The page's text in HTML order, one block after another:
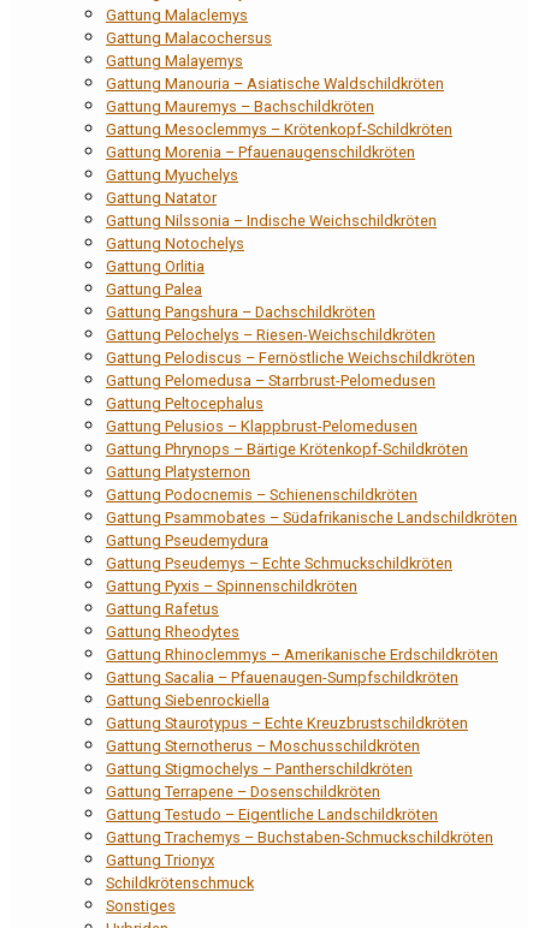
Gattung Malaclemys
Gattung Malacochersus
Gattung Malayemys
Gattung Manouria – Asiatische Waldschildkröten
Gattung Mauremys – Bachschildkröten
Gattung Mesoclemmys – Krötenkopf-Schildkröten
Gattung Morenia – Pfauenaugenschildkröten
Gattung Myuchelys
Gattung Natator
Gattung Nilssonia – Indische Weichschildkröten
Gattung Notochelys
Gattung Orlitia
Gattung Palea
Gattung Pangshura – Dachschildkröten
Gattung Pelochelys – Riesen-Weichschildkröten
Gattung Pelodiscus – Fernöstliche Weichschildkröten
Gattung Pelomedusa – Starrbrust-Pelomedusen
Gattung Peltocephalus
Gattung Pelusios – Klappbrust-Pelomedusen
Gattung Phrynops – Bärtige Krötenkopf-Schildkröten
Gattung Platysternon
Gattung Podocnemis – Schienenschildkröten
Gattung Psammobates – Südafrikanische Landschildkröten
Gattung Pseudemydura
Gattung Pseudemys – Echte Schmuckschildkröten
Gattung Pyxis – Spinnenschildkröten
Gattung Rafetus
Gattung Rheodytes
Gattung Rhinoclemmys – Amerikanische Erdschildkröten
Gattung Sacalia – Pfauenaugen-Sumpfschildkröten
Gattung Siebenrockiella
Gattung Staurotypus – Echte Kreuzbrustschildkröten
Gattung Sternotherus – Moschusschildkröten
Gattung Stigmochelys – Pantherschildkröten
Gattung Terrapene – Dosenschildkröten
Gattung Testudo – Eigentliche Landschildkröten
Gattung Trachemys – Buchstaben-Schmuckschildkröten
Gattung Trionyx
Schildkrötenschmuck
Sonstiges